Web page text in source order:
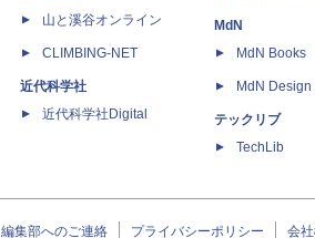
山と溪谷オンライン
CLIMBING-NET
近代科学社
近代科学社Digital
MdN
MdN Books
MdN Design
テックリブ
TechLib
編集部へのご連絡 プライバシーポリシー 会